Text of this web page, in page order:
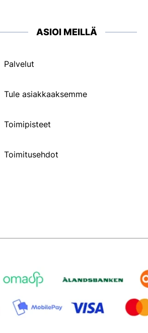
ASIOI MEILLÄ
Palvelut
Tule asiakkaaksemme
Toimipisteet
Toimitusehdot